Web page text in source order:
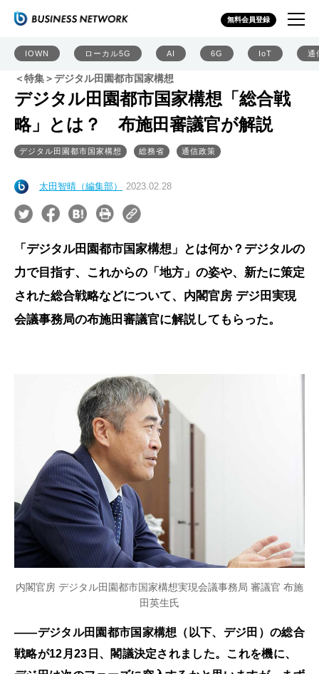
無料会員登録
IOWN ローカル5G AI 6G IoT 通
＜特集＞デジタル田園都市国家構想
デジタル田園都市国家構想「総合戦
略」とは？ 布施田審議官が解説
デジタル田園都市国家構想 総務省 通信政策
太田智晴（編集部） 2023.02.28
「デジタル田園都市国家構想」とは何か？デジタルの
力で目指す、これからの「地方」の姿や、新たに策定
された総合戦略などについて、内閣官房 デジ田実現
会議事務局の布施田審議官に解説してもらった。
内閣官房 デジタル田園都市国家構想実現会議事務局 審議官 布施
田英生氏
――デジタル田園都市国家構想（以下、デジ田）の総合
戦略が12月23日、閣議決定されました。これを機に、